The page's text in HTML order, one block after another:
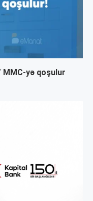
MMC-yə qoşulur